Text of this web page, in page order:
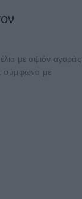
με οψιόν αγοράς
σύμφωνα με